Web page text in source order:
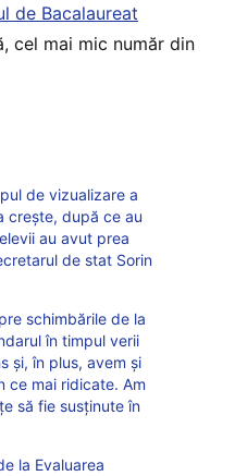
de Bacalaureat
cel mai mic număr din
de vizualizare a
crește, după ce au
au avut prea
de stat Sorin
schimbările de la
în timpul verii
şi, în plus, avem şi
ce mai ridicate. Am
să fie susţinute în
la Evaluarea